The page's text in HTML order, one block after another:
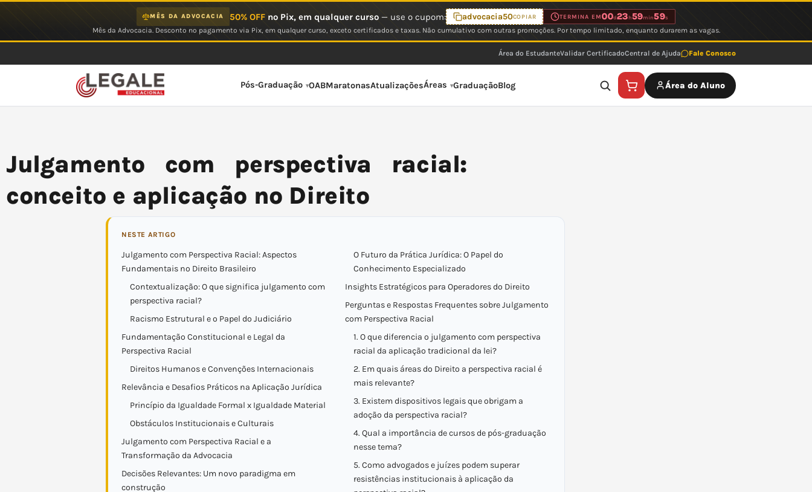
MÊS DA ADVOCACIA 50% OFFno Pix, em qualquer curso— use o cupom: advocacia50COPIAR TERMINA EM00d23 h59min59s
Mês da Advocacia. Desconto no pagamento via Pix, em qualquer curso, exceto certificados e taxas. Não cumulativo com outras promoções. Por tempo limitado, enquanto durarem as vagas.
Área do EstudanteValidar CertificadoCentral de Ajuda Fale Conosco
Pós-Graduação OABMaratonasAtualizaçõesÁreas GraduaçãoBlog Área do Aluno
Julgamento com perspectiva racial:
conceito e aplicação no Direito
NESTE ARTIGO
Julgamento com Perspectiva Racial: Aspectos
Fundamentais no Direito Brasileiro
Contextualização: O que significa julgamento com
perspectiva racial?
Racismo Estrutural e o Papel do Judiciário
Fundamentação Constitucional e Legal da
Perspectiva Racial
Direitos Humanos e Convenções Internacionais
Relevância e Desafios Práticos na Aplicação Jurídica
Princípio da Igualdade Formal x Igualdade Material
Obstáculos Institucionais e Culturais
Julgamento com Perspectiva Racial e a
Transformação da Advocacia
Decisões Relevantes: Um novo paradigma em
construção
O Futuro da Prática Jurídica: O Papel do
Conhecimento Especializado
Insights Estratégicos para Operadores do Direito
Perguntas e Respostas Frequentes sobre Julgamento
com Perspectiva Racial
1. O que diferencia o julgamento com perspectiva
racial da aplicação tradicional da lei?
2. Em quais áreas do Direito a perspectiva racial é
mais relevante?
3. Existem dispositivos legais que obrigam a
adoção da perspectiva racial?
4. Qual a importância de cursos de pós-graduação
nesse tema?
5. Como advogados e juízes podem superar
resistências institucionais à aplicação da